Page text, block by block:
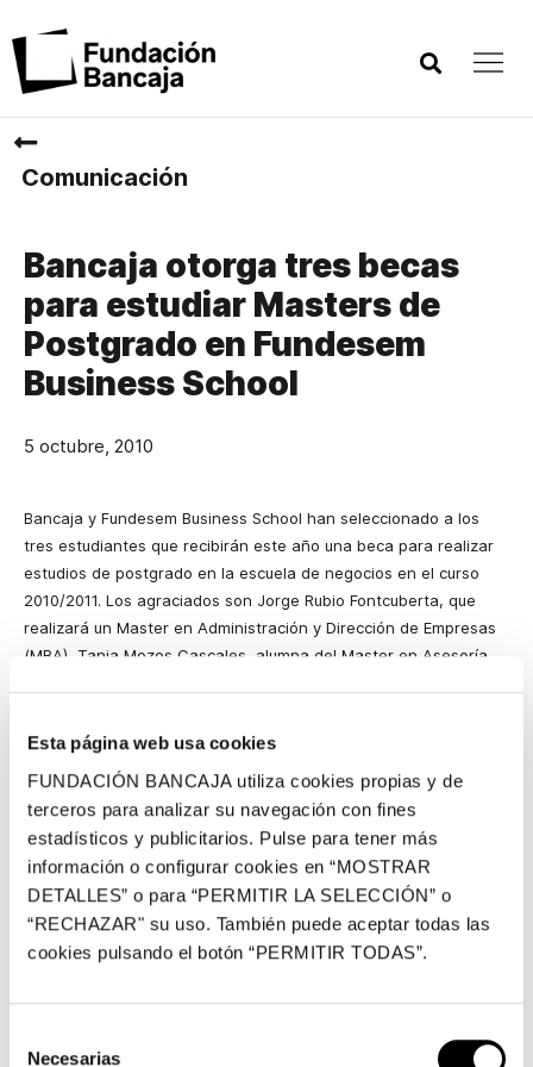
Esta página web usa cookies
FUNDACIÓN BANCAJA utiliza cookies propias y de
terceros para analizar su navegación con fines
estadísticos y publicitarios. Pulse para tener más
información o configurar cookies en “MOSTRAR
DETALLES” o para “PERMITIR LA SELECCIÓN” o
“RECHAZAR" su uso. También puede aceptar todas las
cookies pulsando el botón “PERMITIR TODAS”.
Necesarias
Comunicación
Bancaja otorga tres becas
para estudiar Masters de
Postgrado en Fundesem
Business School
5 octubre, 2010
Bancaja y Fundesem Business School han seleccionado a los
tres estudiantes que recibirán este año una beca para realizar
estudios de postgrado en la escuela de negocios en el curso
2010/2011. Los agraciados son Jorge Rubio Fontcuberta, que
realizará un Master en Administración y Dirección de Empresas
(MBA), Tania Mozos Cascales, alumna del Master en Asesoría
Los premiados han sido elegidos a través de un jurado mixto
criterios aplicados atienden a los mejores expedientes
académicos presentados.
El acto de entrega de las becas se celebró ayer en la sede de
Bancaja en Alicante en un acto presidido por el subdirector
general de Bancaja, José Ramón Gisbert; el director de Zona
Alicante-Centro, José Rafael Seguí; y el director general de
acompañados de familiares y amigos.
Esta iniciativa de Fundesem y Bancaja pretende facilitar el